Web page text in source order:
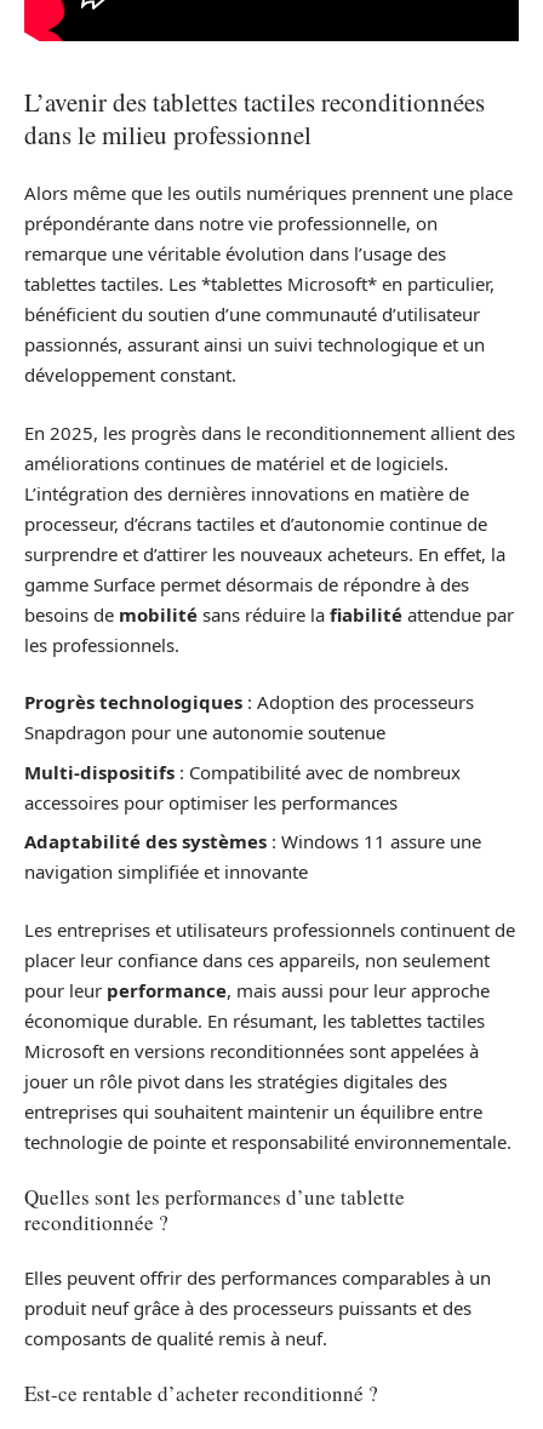
L’avenir des tablettes tactiles reconditionnées
dans le milieu professionnel
Alors même que les outils numériques prennent une place
prépondérante dans notre vie professionnelle, on
remarque une véritable évolution dans l’usage des
tablettes tactiles. Les *tablettes Microsoft* en particulier,
bénéficient du soutien d’une communauté d’utilisateur
passionnés, assurant ainsi un suivi technologique et un
développement constant.
En 2025, les progrès dans le reconditionnement allient des
améliorations continues de matériel et de logiciels.
L’intégration des dernières innovations en matière de
processeur, d’écrans tactiles et d’autonomie continue de
surprendre et d’attirer les nouveaux acheteurs. En effet, la
gamme Surface permet désormais de répondre à des
besoins de mobilité sans réduire la fiabilité attendue par
les professionnels.
Progrès technologiques : Adoption des processeurs
Snapdragon pour une autonomie soutenue
Multi-dispositifs : Compatibilité avec de nombreux
accessoires pour optimiser les performances
Adaptabilité des systèmes : Windows 11 assure une
navigation simplifiée et innovante
Les entreprises et utilisateurs professionnels continuent de
placer leur confiance dans ces appareils, non seulement
pour leur performance, mais aussi pour leur approche
économique durable. En résumant, les tablettes tactiles
Microsoft en versions reconditionnées sont appelées à
jouer un rôle pivot dans les stratégies digitales des
entreprises qui souhaitent maintenir un équilibre entre
technologie de pointe et responsabilité environnementale.
Quelles sont les performances d’une tablette
reconditionnée ?
Elles peuvent offrir des performances comparables à un
produit neuf grâce à des processeurs puissants et des
composants de qualité remis à neuf.
Est-ce rentable d’acheter reconditionné ?